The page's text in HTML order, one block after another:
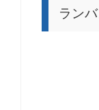
ラン